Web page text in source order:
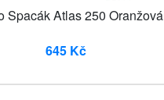
Spacák Atlas 250 Oranžová
645 Kč